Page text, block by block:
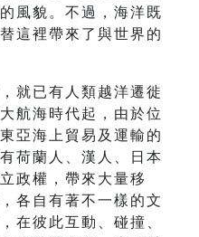
風貌。不過，海洋既
這裡帶來了與世界的
就已有人類越洋遷徙
航海時代起，由於位
亞海上貿易及運輸的
荷蘭人、漢人、日本
政權，帶來大量移
各自有著不一樣的文
在彼此互動、碰撞、